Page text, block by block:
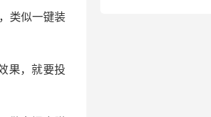
类似一键装
果，就要投